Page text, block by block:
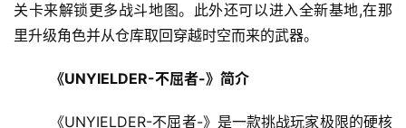
0
日
关卡来解锁更多战斗地图。此外还可以进入全新基地,在那
里升级角色并从仓库取回穿越时空而来的武器。
《UNYIELDER-不屈者-》简介